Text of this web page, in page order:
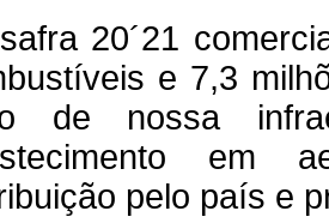
20´21
e 7,3
de nossa
em
pelo país e